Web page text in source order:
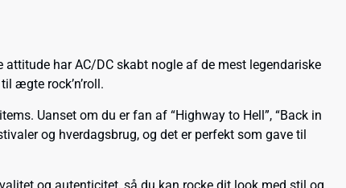
har AC/DC skabt nogle af de mest legendariske
ægte rock’n’roll.
Uanset om du er fan af “Highway to Hell”, “Back in
og hverdagsbrug, og det er perfekt som gave til